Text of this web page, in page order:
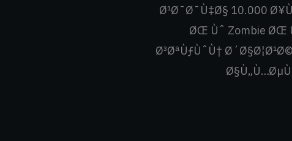
Ø¹Ø¯Ø¯Ù‡Ø§ 10.000
ØŒ Ùˆ Zombie ØŒ
Ø³ØªÙƒÙˆÙ†